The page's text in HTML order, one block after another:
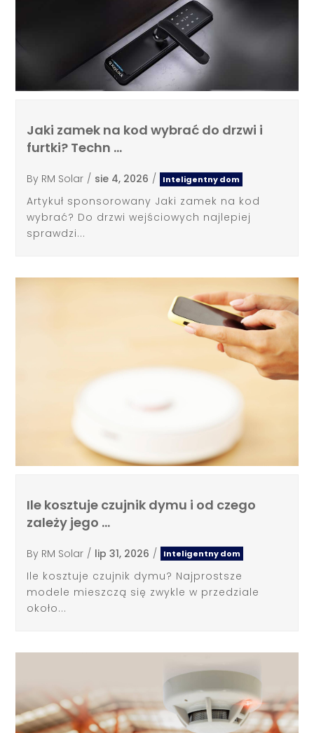
Jaki zamek na kod wybrać do drzwi i
furtki? Techn …
By RM Solar / sie 4, 2026 / Inteligentny dom
Artykuł sponsorowany Jaki zamek na kod
wybrać? Do drzwi wejściowych najlepiej
sprawdzi...
Ile kosztuje czujnik dymu i od czego
zależy jego …
By RM Solar / lip 31, 2026 / Inteligentny dom
Ile kosztuje czujnik dymu? Najprostsze
modele mieszczą się zwykle w przedziale
około...